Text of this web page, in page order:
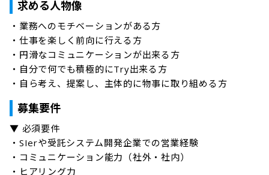
求める人物像
・業務へのモチベーションがある方
・仕事を楽しく前向に行える方
・円滑なコミュニケーションが出来る方
・自分で何でも積極的にTry出来る方
・自ら考え、提案し、主体的に物事に取り組める方
募集要件
▼ 必須要件
・SIerや受託システム開発企業での営業経験
・コミュニケーション能力（社外・社内）
・ヒアリング力